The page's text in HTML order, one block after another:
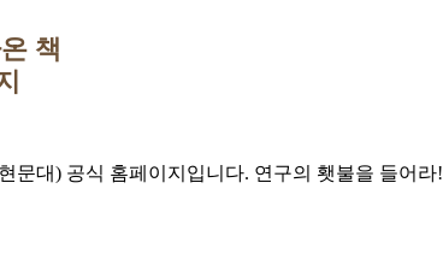
책
문대) 공식 홈페이지입니다. 연구의 횃불을 들어라!